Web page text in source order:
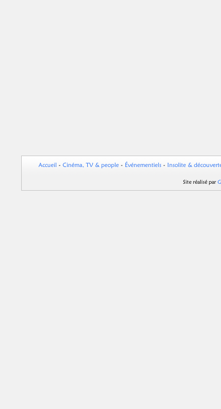
Accueil - Cinéma, TV & people - Événementiels - Insolite &
Site réalisé par